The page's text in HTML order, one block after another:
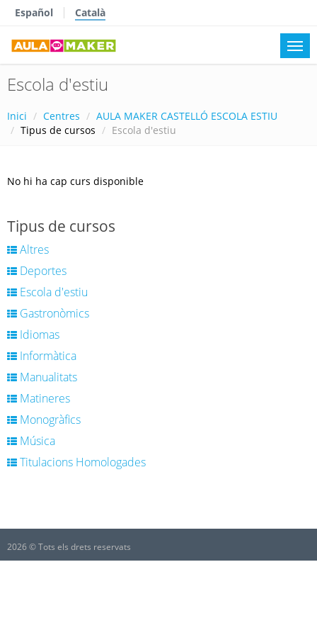
Español Català
Escola d'estiu
Inici Centres
AULA MAKER CASTELLÓ ESCOLA ESTIU
Tipus de cursos
Escola d'estiu
No hi ha cap curs disponible
Tipus de cursos
Altres
Deportes
Escola d'estiu
Gastronòmics
Idiomas
Informàtica
Manualitats
Matineres
Monogràfics
Música
Titulacions Homologades
2026 © Tots els drets reservats